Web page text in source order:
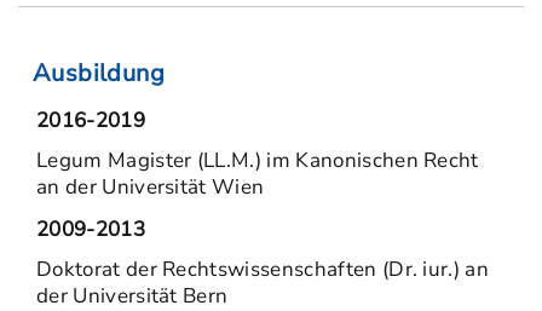
Ausbildung
2016-2019
Legum Magister (LL.M.) im Kanonischen Recht
an der Universität Wien
2009-2013
Doktorat der Rechtswissenschaften (Dr. iur.) an
der Universität Bern